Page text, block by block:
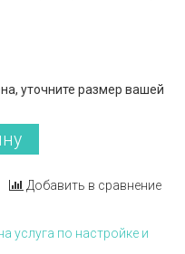
уточните размер вашей
Добавить в сравнение
услуга по настройке и